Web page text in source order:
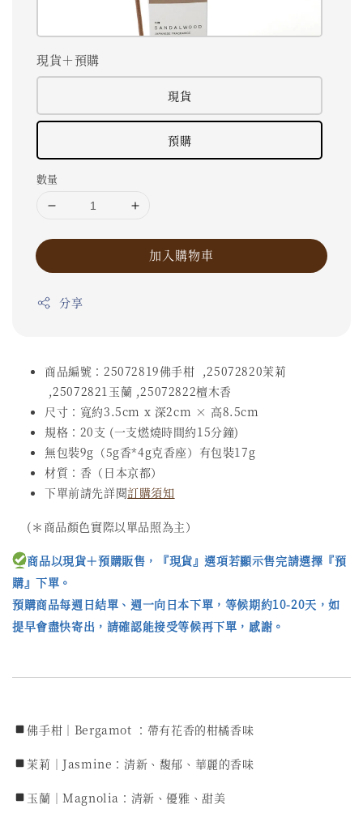
現貨＋預購
現貨
預購
數量
加入購物車
分享
商品編號：25072819佛手柑 ,25072820茉莉
,25072821玉蘭 ,25072822檀木香
尺寸：寬約3.5cm x 深2cm × 高8.5cm
規格：20支 (一支燃燒時間約15分鐘)
無包裝9g（5g香*4g克香座）有包裝17g
材質：香（日本京都）
下單前請先詳閱訂購須知
(＊商品顏色實際以單品照為主）
商品以現貨＋預購販售，『現貨』選項若顯示售完請選擇『預
購』下單。
預購商品每週日結單、週一向日本下單，等候期約10-20天，如
提早會盡快寄出，請確認能接受等候再下單，感謝。
佛手柑｜Bergamot ：帶有花香的柑橘香味
茉莉｜Jasmine：清新、馥郁、華麗的香味
玉蘭｜Magnolia：清新、優雅、甜美